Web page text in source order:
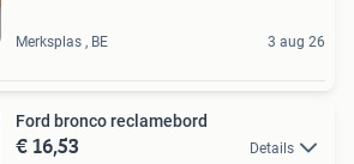
Merksplas , BE 3 aug 26
Ford bronco reclamebord
€ 16,53 Details